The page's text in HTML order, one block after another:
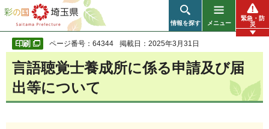
彩の国 埼玉県
情報を探す メニュー
緊急・防
災
ページ番号：64344 掲載日：2025年3月31日
言語聴覚士養成所に係る申請及び届
出等について